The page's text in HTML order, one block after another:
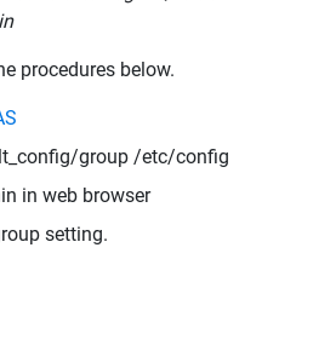
procedures below.
group /etc/config
in web browser
setting.